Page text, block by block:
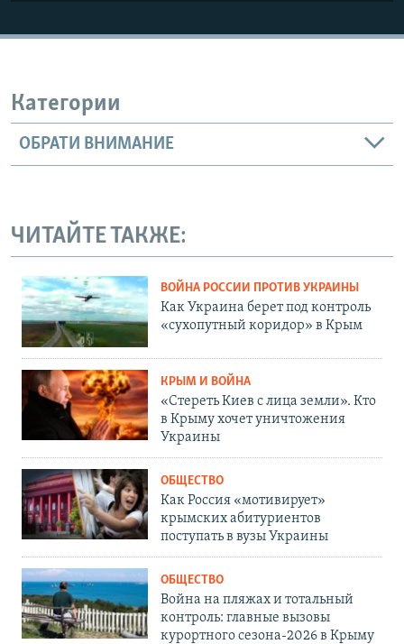
Категории
ОБРАТИ ВНИМАНИЕ
ЧИТАЙТЕ ТАКЖЕ:
ВОЙНА РОССИИ ПРОТИВ УКРАИНЫ
Как Украина берет под контроль
«сухопутный коридор» в Крым
КРЫМ И ВОЙНА
«Стереть Киев с лица земли». Кто
в Крыму хочет уничтожения
Украины
ОБЩЕСТВО
Как Россия «мотивирует»
крымских абитуриентов
поступать в вузы Украины
ОБЩЕСТВО
Война на пляжах и тотальный
контроль: главные вызовы
курортного сезона-2026 в Крыму